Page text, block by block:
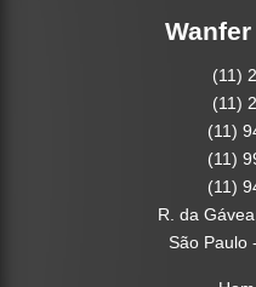
(11)
(11)
(11)
(11)
(11)
R. da
São Paulo